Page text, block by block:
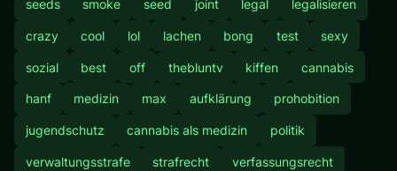
seeds smoke seed joint legal legalisieren
crazy cool lol lachen bong test sexy
sozial best off thebluntv kiffen cannabis
hanf medizin max aufklärung prohobition
jugendschutz cannabis als medizin politik
verwaltungsstrafe strafrecht verfassungsrecht